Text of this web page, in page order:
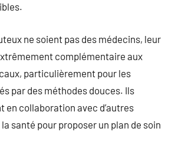
ne soient pas des médecins, leur
complémentaire aux
particulièrement pour les
par des méthodes douces. Ils
en collaboration avec d’autres
santé pour proposer un plan de soin